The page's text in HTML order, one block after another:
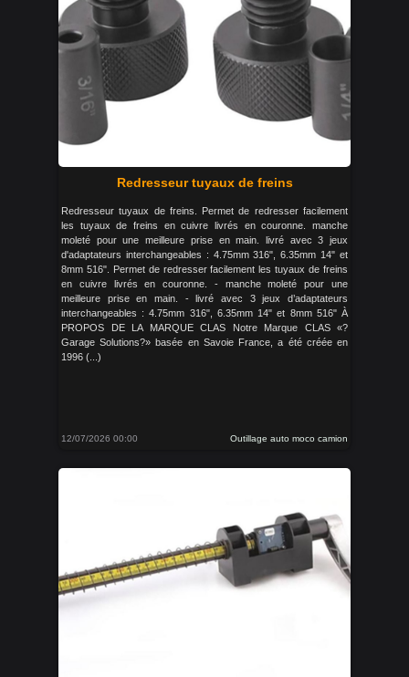
Redresseur tuyaux de freins
Redresseur tuyaux de freins. Permet de redresser facilement
les tuyaux de freins en cuivre livrés en couronne. manche
moleté pour une meilleure prise en main. livré avec 3 jeux
d'adaptateurs interchangeables : 4.75mm 316", 6.35mm 14" et
8mm 516". Permet de redresser facilement les tuyaux de freins
en cuivre livrés en couronne. - manche moleté pour une
meilleure prise en main. - livré avec 3 jeux d’adaptateurs
interchangeables : 4.75mm 316", 6.35mm 14" et 8mm 516" À
PROPOS DE LA MARQUE CLAS Notre Marque CLAS «?
Garage Solutions?» basée en Savoie France, a été créée en
1996 (...)
12/07/2026 00:00 Outillage auto moco camion